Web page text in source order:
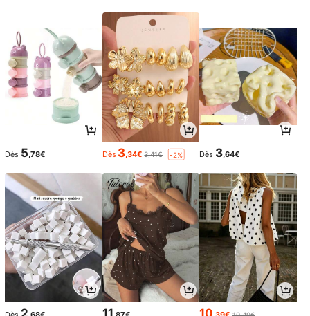
Dès 5 ,78€ Dès 3 ,34€ 3,41€ -2% Dès 3,64€
2 11 10